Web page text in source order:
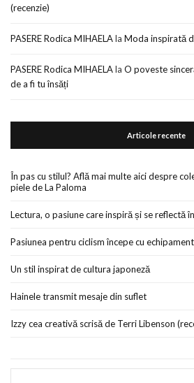
(recenzie)
PASERE Rodica MIHAELAla Moda inspirată
PASERE Rodica MIHAELAla O poveste
de a fi tu însăți
Articole recente
În pas cu stilul? Află mai multe aici despre
piele de La Paloma
Lectura, o pasiune care inspiră și se reflectă
Pasiunea pentru ciclism începe cu
Un stil inspirat de cultura japoneză
Hainele transmit mesaje din suflet
Izzy cea creativă scrisă de Terri Libenson